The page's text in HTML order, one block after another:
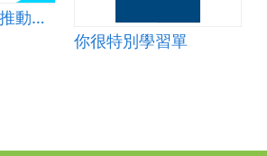
111年數位學習推動優良教案-自主學習組(國小)-特優-南投縣史港國小-施君潔、李玉玲、張悅卿老師
你很特別學習單